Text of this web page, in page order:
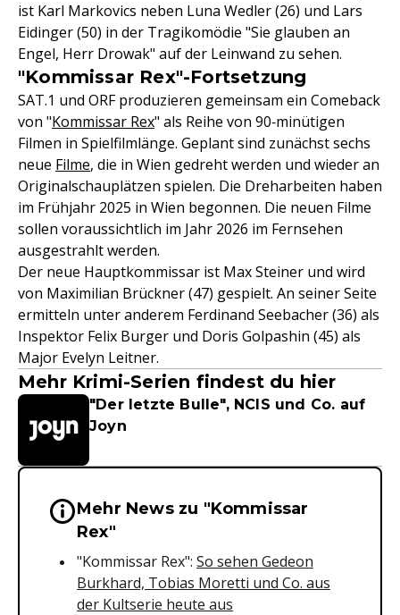
ist Karl Markovics neben Luna Wedler (26) und Lars
Eidinger (50) in der Tragikomödie "Sie glauben an
Engel, Herr Drowak" auf der Leinwand zu sehen.
"Kommissar Rex"-Fortsetzung
SAT.1 und ORF produzieren gemeinsam ein Comeback
von "Kommissar Rex" als Reihe von 90‑minütigen
Filmen in Spielfilmlänge. Geplant sind zunächst sechs
neue Filme, die in Wien gedreht werden und wieder an
Originalschauplätzen spielen. Die Dreharbeiten haben
im Frühjahr 2025 in Wien begonnen. Die neuen Filme
sollen voraussichtlich im Jahr 2026 im Fernsehen
ausgestrahlt werden.
Der neue Hauptkommissar ist Max Steiner und wird
von Maximilian Brückner (47) gespielt. An seiner Seite
ermitteln unter anderem Ferdinand Seebacher (36) als
Inspektor Felix Burger und Doris Golpashin (45) als
Major Evelyn Leitner.
Mehr Krimi-Serien findest du hier
"Der letzte Bulle", NCIS und Co. auf
Joyn
Wichtige Hinweise &
Mehr News zu "Kommissar
Rex"
"Kommissar Rex": So sehen Gedeon
Burkhard, Tobias Moretti und Co. aus
der Kultserie heute aus